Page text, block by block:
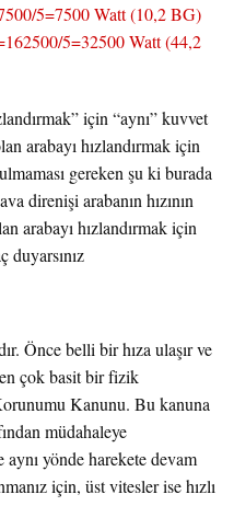
5=7500 Watt (10,2 BG)
5=32500 Watt (44,2
için “aynı” kuvvet
arabayı hızlandırmak için
gereken şu ki burada
direnişi arabanın hızının
arabayı hızlandırmak için
duyarsınız
Önce belli bir hıza ulaşır ve
çok basit bir fizik
Kanunu. Bu kanuna
müdahaleye
aynı yönde harekete devam
için, üst vitesler ise hızlı